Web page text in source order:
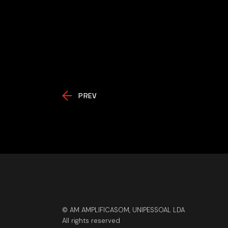
PREV
© AM AMPLIFICASOM, UNIPESSOAL LDA
All rights reserved